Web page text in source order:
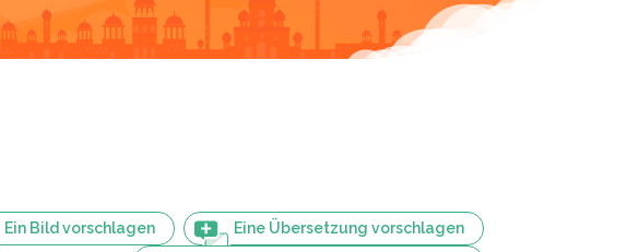
Ein Bild vorschlagen
Eine Übersetzung vorschlagen